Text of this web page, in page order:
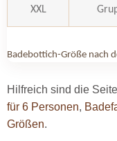
XXL
Badebottich-Größe nach
Hilfreich sind die
für 6 Personen,
Größen.